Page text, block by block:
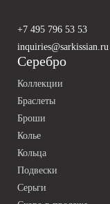
Серебро
Коллекции
Браслеты
Броши
Колье
Кольца
Подвески
Серьги
+7 495 796 53 53
inquiries@sarkissian.ru